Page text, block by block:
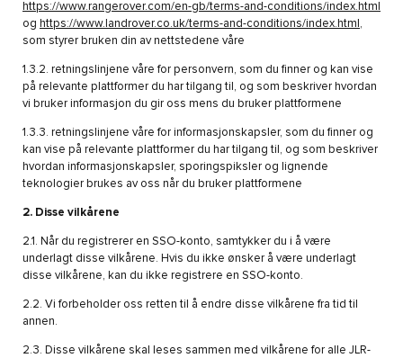
https://www.rangerover.com/en-gb/terms-and-conditions/index.html
og https://www.landrover.co.uk/terms-and-conditions/index.html ,
som styrer bruken din av nettstedene våre
1.3.2. retningslinjene våre for personvern, som du finner og kan vise
på relevante plattformer du har tilgang til, og som beskriver hvordan
vi bruker informasjon du gir oss mens du bruker plattformene
1.3.3. retningslinjene våre for informasjonskapsler, som du finner og
kan vise på relevante plattformer du har tilgang til, og som beskriver
hvordan informasjonskapsler, sporingspiksler og lignende
teknologier brukes av oss når du bruker plattformene
2. Disse vilkårene
2.1. Når du registrerer en SSO-konto, samtykker du i å være
underlagt disse vilkårene. Hvis du ikke ønsker å være underlagt
disse vilkårene, kan du ikke registrere en SSO-konto.
2.2. Vi forbeholder oss retten til å endre disse vilkårene fra tid til
annen.
2.3. Disse vilkårene skal leses sammen med vilkårene for alle JLR-